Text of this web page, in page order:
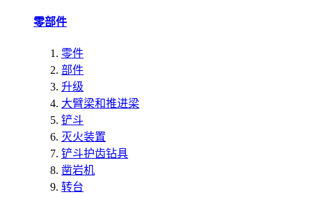
零部件
零件
部件
升级
大臂梁和推进梁
铲斗
灭火装置
铲斗护齿钻具
凿岩机
转台